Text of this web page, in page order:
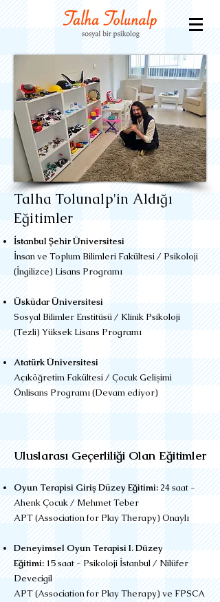
Talha Tolunalp'in Aldığı
Eğitimler
İstanbul Şehir Üniversitesi
İnsan ve Toplum Bilimleri Fakültesi / Psikoloji
(İngilizce) Lisans Programı
Üsküdar Üniversitesi
Sosyal Bilimler Enstitüsü / Klinik Psikoloji
(Tezli) Yüksek Lisans Programı
Atatürk Üniversitesi
Açıköğretim Fakültesi / Çocuk Gelişimi
Önlisans Programı (Devam ediyor)
Uluslarası Geçerliliği Olan Eğitimler​
Oyun Terapisi Giriş Düzey Eğitimi:24 saat -
Ahenk Çocuk / Mehmet Teber
APT (Association for Play Therapy) Onaylı
Deneyimsel Oyun Terapisi I. Düzey
Eğitimi: 15 saat - Psikoloji İstanbul / Nilüfer
Devecigil
APT (Association for Play Therapy) ve FPSCA